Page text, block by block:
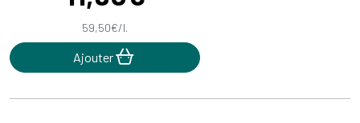
59,50€/l.
Ajouter